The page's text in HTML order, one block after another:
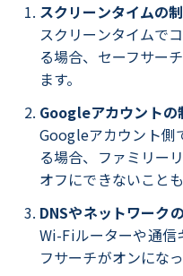
スクリーンタイムの
スクリーンタイムで
る場合、セーフサー
ます。
Googleアカウントの
Googleアカウント側
る場合、ファミリー
オフにできないことも
DNSやネットワーク
Wi-Fiルーターや通信
フサーチがオンにな